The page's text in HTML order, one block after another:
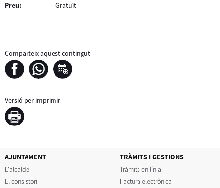
Preu: Gratuït
Comparteix aquest contingut
Versió per imprimir
AJUNTAMENT
L'alcalde
El consistori
TRÀMITS I GESTIONS
Tràmits en línia
Factura electrònica